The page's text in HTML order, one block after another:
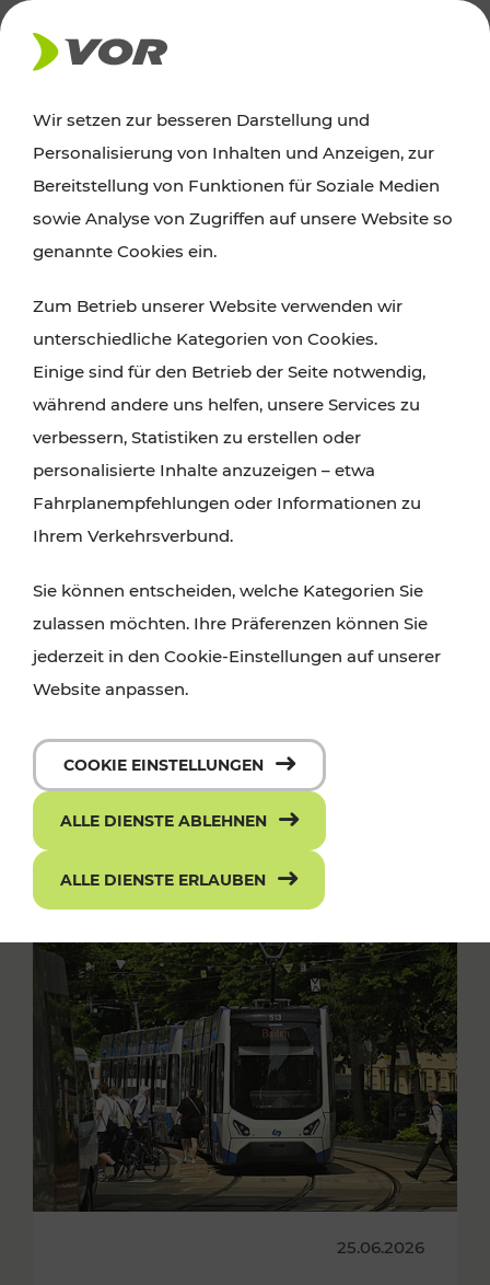
AKTUELLES
News
Alle wichtigen Meldungen zu Fahrplanänderungen,
finden Sie hier im Überblick.
25.06.2026
Wir setzen zur besseren Darstellung und
Personalisierung von Inhalten und Anzeigen, zur
Bereitstellung von Funktionen für Soziale Medien
sowie Analyse von Zugriffen auf unsere Website so
genannte Cookies ein.
Zum Betrieb unserer Website verwenden wir
unterschiedliche Kategorien von Cookies.
Einige sind für den Betrieb der Seite notwendig,
während andere uns helfen, unsere Services zu
verbessern, Statistiken zu erstellen oder
personalisierte Inhalte anzuzeigen – etwa
Fahrplanempfehlungen oder Informationen zu
Ihrem Verkehrsverbund.
Sie können entscheiden, welche Kategorien Sie
zulassen möchten. Ihre Präferenzen können Sie
jederzeit in den Cookie-Einstellungen auf unserer
Website anpassen.
COOKIE EINSTELLUNGEN
ALLE DIENSTE ABLEHNEN
ALLE DIENSTE ERLAUBEN